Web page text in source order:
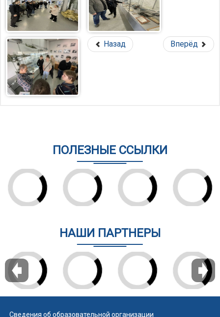
Назад Вперёд
ПОЛЕЗНЫЕ ССЫЛКИ
НАШИ ПАРТНЕРЫ
Сведения об образовательной организации